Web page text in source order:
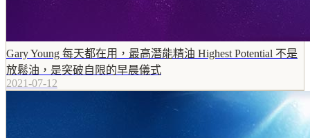
Gary Young 每天都在用，最高潛能精油 Highest Potential 不是
放鬆油，是突破自限的早晨儀式
2021-07-12